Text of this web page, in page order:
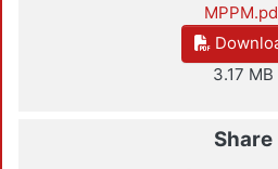
3.17 MB
Share